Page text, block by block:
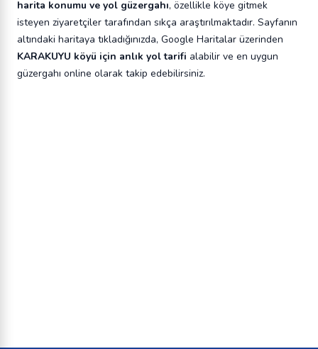
harita konumu ve yol güzergahı, özellikle köye gitmek
isteyen ziyaretçiler tarafından sıkça araştırılmaktadır. Sayfanın
altındaki haritaya tıkladığınızda, Google Haritalar üzerinden
KARAKUYU köyü için anlık yol tarifi alabilir ve en uygun
güzergahı online olarak takip edebilirsiniz.